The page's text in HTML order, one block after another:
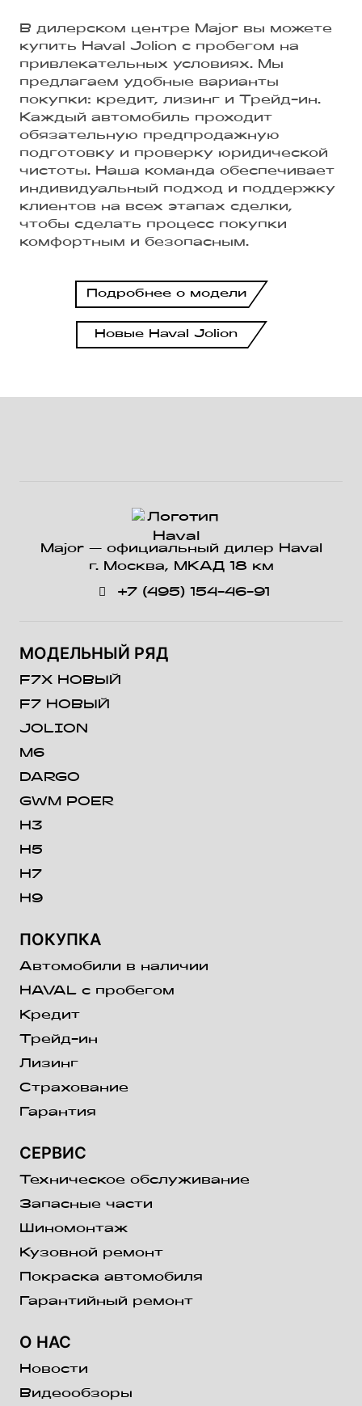
В дилерском центре Major вы можете
купить Haval Jolion с пробегом на
привлекательных условиях. Мы
предлагаем удобные варианты
покупки: кредит, лизинг и Трейд-ин.
Каждый автомобиль проходит
обязательную предпродажную
подготовку и проверку юридической
чистоты. Наша команда обеспечивает
индивидуальный подход и поддержку
клиентов на всех этапах сделки,
чтобы сделать процесс покупки
комфортным и безопасным.
Подробнее о модели
Новые Haval Jolion
Major — официальный дилер Haval
г. Москва, МКАД 18 км
+7 (495) 154-46-91
МОДЕЛЬНЫЙ РЯД
F7X НОВЫЙ
F7 НОВЫЙ
JOLION
M6
DARGO
GWM POER
H3
H5
H7
H9
ПОКУПКА
Автомобили в наличии
HAVAL с пробегом
Кредит
Трейд-ин
Лизинг
Страхование
Гарантия
СЕРВИС
Техническое обслуживание
Запасные части
Шиномонтаж
Кузовной ремонт
Покраска автомобиля
Гарантийный ремонт
О НАС
Новости
Видеообзоры